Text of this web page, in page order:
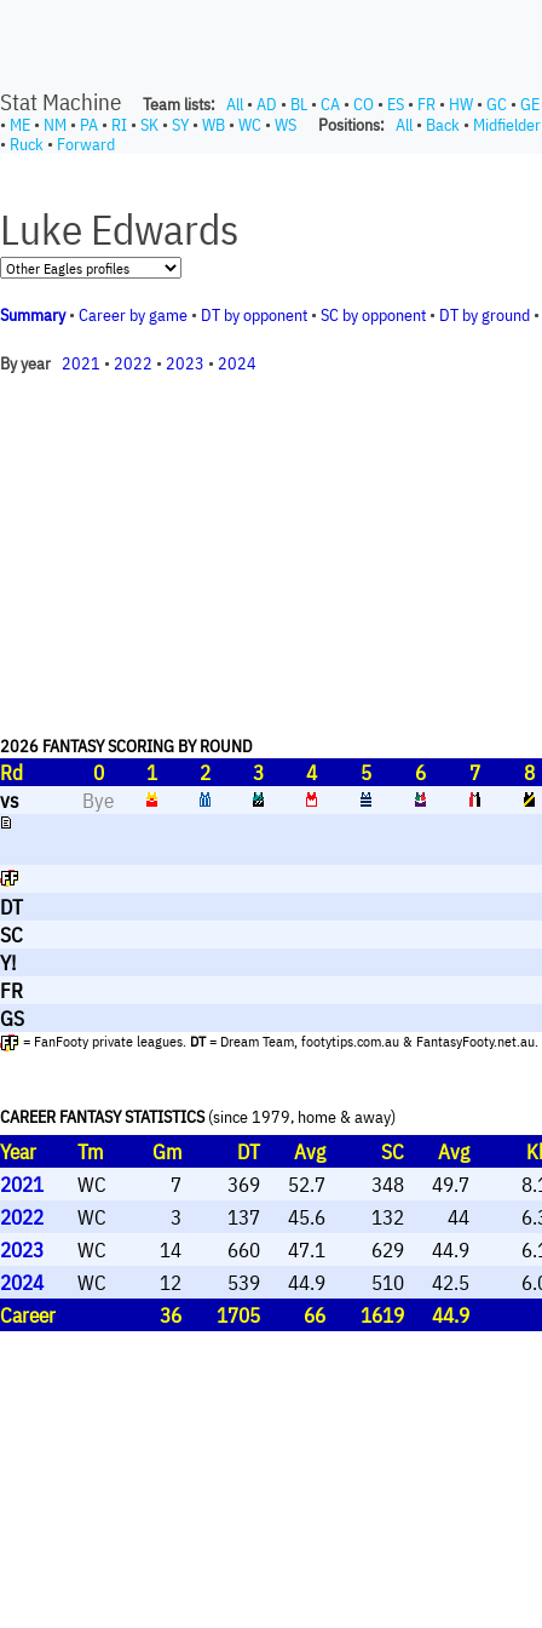
Stat Machine Team lists: All • AD • BL • CA • CO • ES • FR • HW • GC • GE
• ME • NM • PA • RI • SK • SY• WB • WC • WS Positions: All • Back • Midfielder
• Ruck • Forward